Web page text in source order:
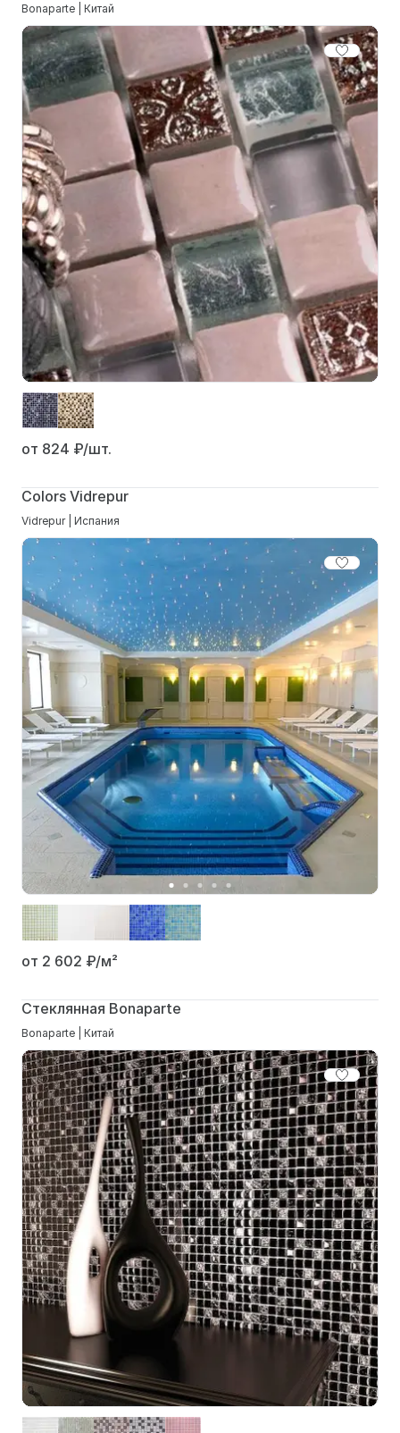
Bonaparte | Китай
от 824 ₽/шт.
Colors Vidrepur
Vidrepur | Испания
от 2 602 ₽/м²
Стеклянная Bonaparte
Bonaparte | Китай